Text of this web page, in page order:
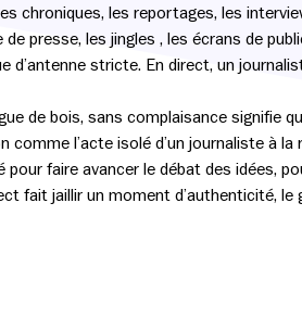
chroniques, les reportages, les
presse, les jingles , les écrans de
d’antenne stricte. En direct, un
de bois, sans complaisance signifie
comme l’acte isolé d’un journaliste à
pour faire avancer le débat des idées,
fait jaillir un moment d’authenticité, le